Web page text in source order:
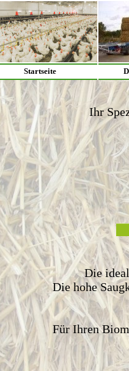
Startseite
Ihr
Die
Die hohe
Für Ihren